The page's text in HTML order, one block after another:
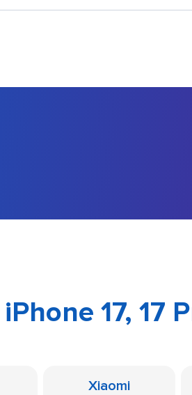
iPhone 17, 17
Xiaomi